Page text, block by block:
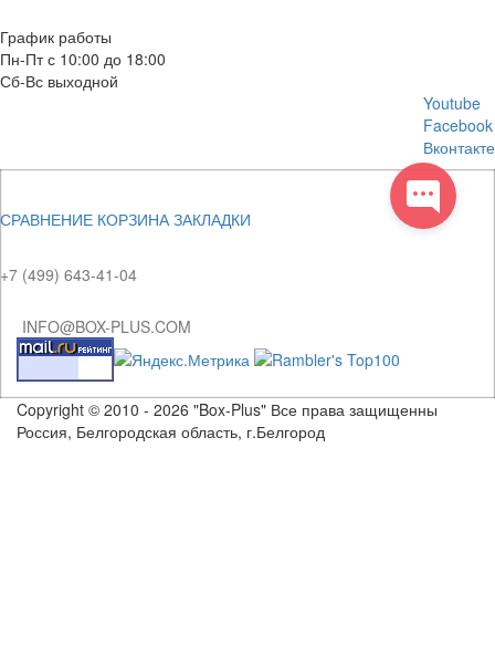
График работы
Пн-Пт с 10:00 до 18:00
Сб-Вс выходной
Youtube
Facebook
Вконтакте
СРАВНЕНИЕ КОРЗИНАЗАКЛАДКИ
+7 (499) 643-41-04
INFO@BOX-PLUS.COM
Copyright © 2010 - 2026 "Box-Plus" Все права защищенны
Россия, Белгородская область, г.Белгород